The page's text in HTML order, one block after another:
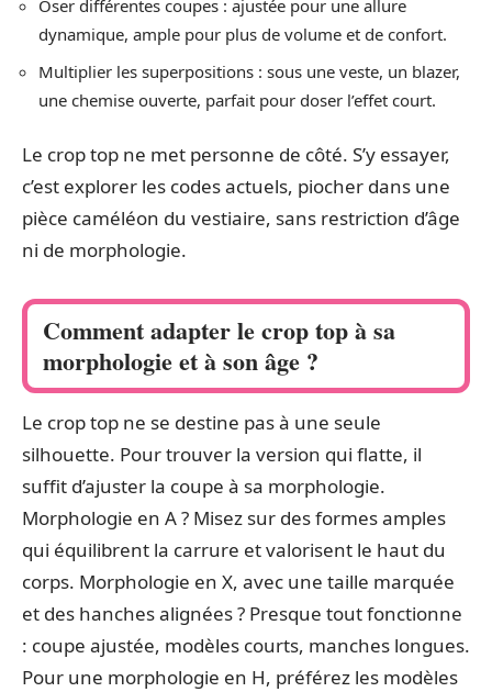
Oser différentes coupes : ajustée pour une allure
dynamique, ample pour plus de volume et de confort.
Multiplier les superpositions : sous une veste, un blazer,
une chemise ouverte, parfait pour doser l’effet court.
Le crop top ne met personne de côté. S’y essayer,
c’est explorer les codes actuels, piocher dans une
pièce caméléon du vestiaire, sans restriction d’âge
ni de morphologie.
Comment adapter le crop top à sa
morphologie et à son âge ?
Le crop top ne se destine pas à une seule
silhouette. Pour trouver la version qui flatte, il
suffit d’ajuster la coupe à sa morphologie.
Morphologie en A ? Misez sur des formes amples
qui équilibrent la carrure et valorisent le haut du
corps. Morphologie en X, avec une taille marquée
et des hanches alignées ? Presque tout fonctionne
: coupe ajustée, modèles courts, manches longues.
Pour une morphologie en H, préférez les modèles